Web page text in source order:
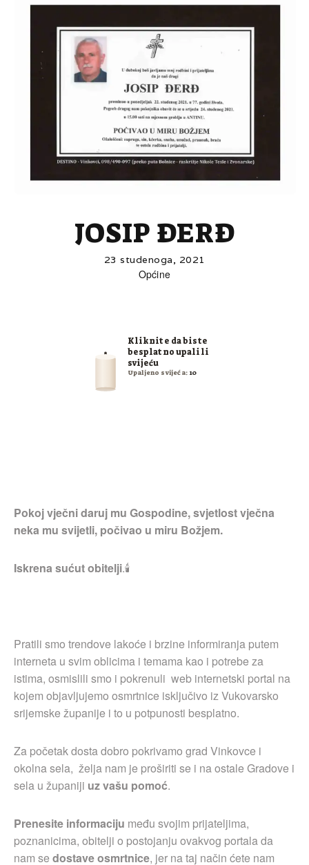
JOSIP ĐERĐ
23 studenoga, 2021
Općine
Kliknite da biste
besplatno upalili
svijeću
Upaljeno svijeća: 10
Pokoj vječni daruj mu Gospodine, svjetlost vječna
neka mu svijetli, počivao u miru Božjem.
Iskrena sućut obitelji.🕯
Pratili smo trendove lakoće i brzine informiranja putem
interneta u svim oblicima i temama kao i potrebe za
istima, osmislili smo i pokrenuli web internetski portal na
kojem objavljujemo osmrtnice isključivo iz Vukovarsko
srijemske županije i to u potpunosti besplatno.
Za početak dosta dobro pokrivamo grad Vinkovce i
okolna sela, želja nam je proširiti se i na ostale Gradove i
sela u županiji uz vašu pomoć.
Prenesite informaciju među svojim prijateljima,
poznanicima, obitelji o postojanju ovakvog portala da
nam sedostave osmrtnice, jer na taj način ćete nam